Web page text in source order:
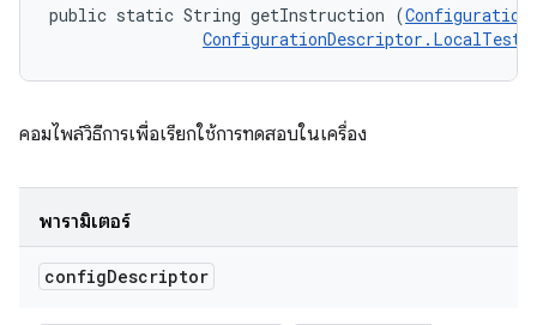
public static String getInstruction (
คอมไพล์วิธีการเพื่อเรียกใช้การทดสอบในเครื่อง
พารามิเตอร์
configDescriptor